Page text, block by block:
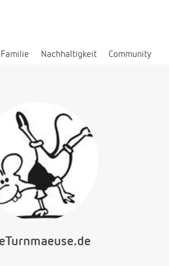
Familie Nachhaltigkeit Community